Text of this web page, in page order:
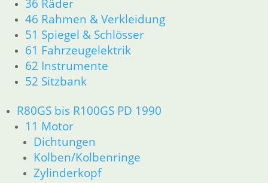
36 Räder
46 Rahmen & Verkleidung
51 Spiegel & Schlösser
61 Fahrzeugelektrik
62 Instrumente
52 Sitzbank
R80GS bis R100GS PD 1990
11 Motor
Dichtungen
Kolben/Kolbenringe
Zylinderkopf
46 Rahmen & Verkleidung
51 Spiegel & Schlösser
52 Sitzbank
61 Fahrzeugelektrik
62 Instrumente
63 Scheinwerfer
11 Motor
Dichtungen
Kolben/Kolbenringe
Zylinderkopf
12 Motorelektrik
13 Vergaser